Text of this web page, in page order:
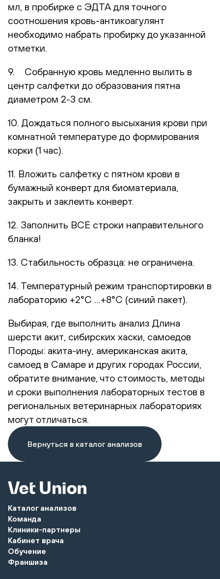
мл, в пробирке с ЭДТА для точного
соотношения кровь-антикоагулянт
необходимо набрать пробирку до указанной
отметки.
9. Собранную кровь медленно вылить в
центр салфетки до образования пятна
диаметром 2-3 см.
10. Дождаться полного высыхания крови при
комнатной температуре до формирования
корки (1 час).
11. Вложить салфетку с пятном крови в
бумажный конверт для биоматериала,
закрыть и заклеить конверт.
12. Заполнить ВСЕ строки направительного
бланка!
13. Стабильность образца: не ограничена.
14. Температурный режим транспортировки в
лабораторию +2°С …+8°С (синий пакет).
Выбирая, где выполнить анализ Длина
шерсти акит, сибирских хаски, самоедов
Породы: акита-ину, американская акита,
самоед в Самаре и других городах России,
обратите внимание, что стоимость, методы
и сроки выполнения лабораторных тестов в
региональных ветеринарных лабораториях
могут отличаться.
Вернуться в каталог анализов
Каталог анализов
Команда
Клиники-партнеры
Кабинет врача
Обучение
Франшиза